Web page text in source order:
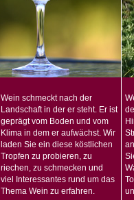
Wein schmeckt nach der
Landschaft in der er steht. Er ist
geprägt vom Boden und vom
Klima in dem er aufwächst. Wir
laden Sie ein diese köstlichen
Tropfen zu probieren, zu
riechen, zu schmecken und
viel Interessantes rund um das
Thema Wein zu erfahren.